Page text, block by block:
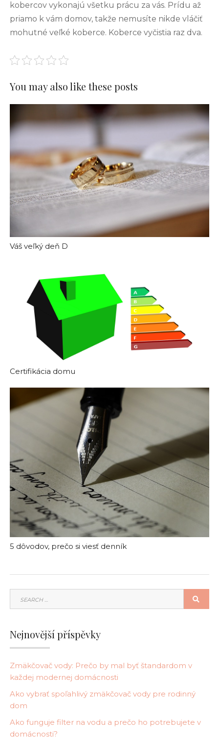
kobercov vykonajú všetku prácu za vás. Prídu až
priamo k vám domov, takže nemusíte nikde vláčiť
mohutné veľké koberce. Koberce vyčistia raz dva.
You may also like these posts
Váš veľký deň D
Certifikácia domu
5 dôvodov, prečo si viesť denník
Nejnovější příspěvky
Zmäkčovač vody: Prečo by mal byť štandardom v
každej modernej domácnosti
Ako vybrať spoľahlivý zmäkčovač vody pre rodinný
dom
Ako funguje filter na vodu a prečo ho potrebujete v
domácnosti?